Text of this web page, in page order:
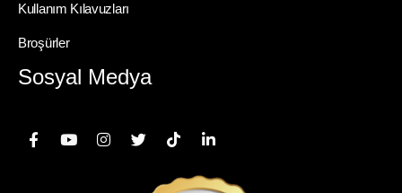
Kullanım Kılavuzları
Broşürler
Sosyal Medya